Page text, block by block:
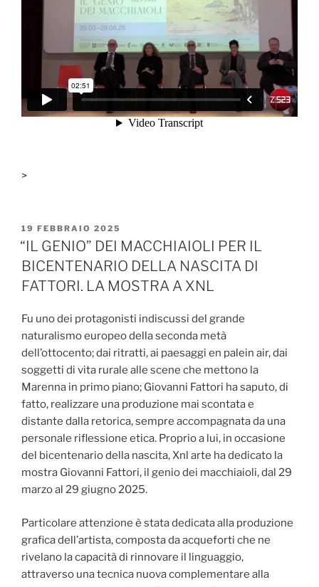
>
PUBBLICATO
IL
19 FEBBRAIO 2025
“IL GENIO” DEI MACCHIAIOLI PER IL
BICENTENARIO DELLA NASCITA DI
FATTORI. LA MOSTRA A XNL
Fu uno dei protagonisti indiscussi del grande
naturalismo europeo della seconda metà
dell’ottocento; dai ritratti, ai paesaggi en palein air, dai
soggetti di vita rurale alle scene che mettono la
Marenna in primo piano; Giovanni Fattori ha saputo, di
fatto, realizzare una produzione mai scontata e
distante dalla retorica, sempre accompagnata da una
personale riflessione etica. Proprio a lui, in occasione
del bicentenario della nascita, Xnl arte ha dedicato la
mostra Giovanni Fattori, il genio dei macchiaioli, dal 29
marzo al 29 giugno 2025.
Particolare attenzione è stata dedicata alla produzione
grafica dell’artista, composta da acqueforti che ne
rivelano la capacità di rinnovare il linguaggio,
attraverso una tecnica nuova complementare alla